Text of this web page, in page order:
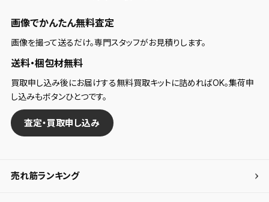
画像でかんたん無料査定
画像を撮って送るだけ。専門スタッフがお見積りします。
送料・梱包材無料
買取申し込み後にお届けする無料買取キットに詰めればOK。集荷申
し込みもボタンひとつです。
査定・買取申し込み
売れ筋ランキング